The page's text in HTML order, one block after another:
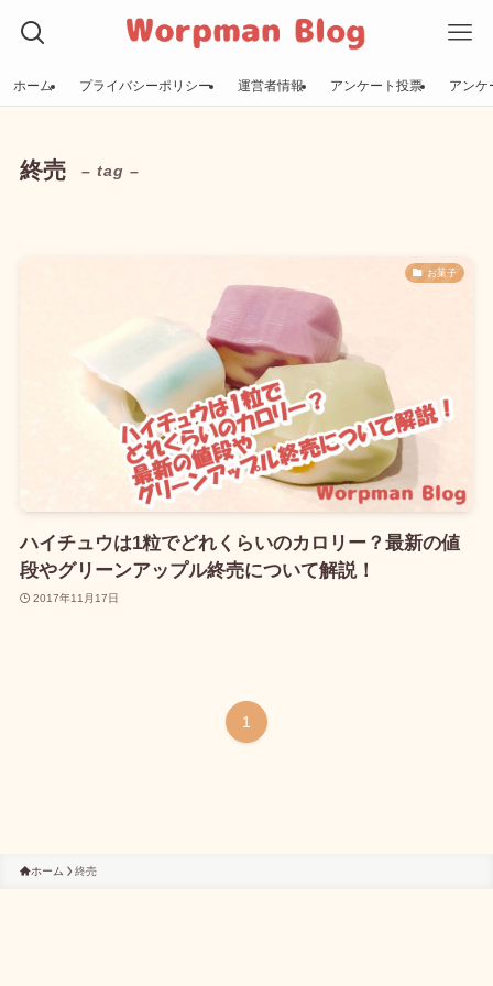
ホーム プライバシーポリシー 運営者情報 アンケート投票 アンケ
終売 – tag –
お菓子
ハイチュウは1粒でどれくらいのカロリー？最新の値
段やグリーンアップル終売について解説！
2017年11月17日
1
ホーム 終売